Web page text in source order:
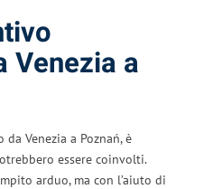
Venezia a
Venezia a Poznań, è
essere coinvolti.
arduo, ma con l’aiuto di